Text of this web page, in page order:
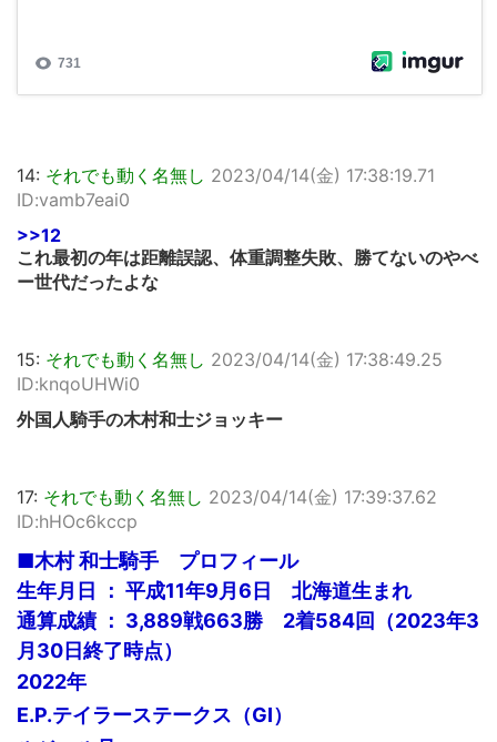
14: それでも動く名無し 2023/04/14(金) 17:38:19.71
ID:vamb7eai0
>>12
これ最初の年は距離誤認、体重調整失敗、勝てないのやべ
ー世代だったよな
15: それでも動く名無し 2023/04/14(金) 17:38:49.25
ID:knqoUHWi0
外国人騎手の木村和士ジョッキー
17: それでも動く名無し 2023/04/14(金) 17:39:37.62
ID:hHOc6kccp
■木村 和士騎手 プロフィール
生年月日 ： 平成11年9月6日 北海道生まれ
通算成績 ： 3,889戦663勝 2着584回（2023年3
月30日終了時点）
2022年
E.P.テイラーステークス（GⅠ）